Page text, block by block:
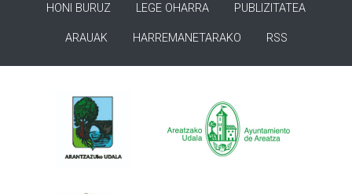
HONI BURUZ LEGE OHARRA PUBLIZITATEA
ARAUAK HARREMANETARAKO RSS